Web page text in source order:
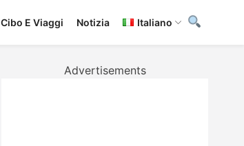
Cibo E Viaggi Notizia Italiano
Advertisements